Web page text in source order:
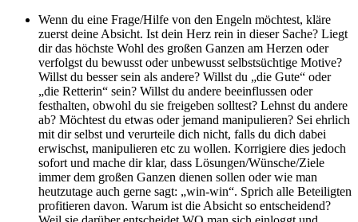
Wenn du eine Frage/Hilfe von den Engeln möchtest, kläre
zuerst deine Absicht. Ist dein Herz rein in dieser Sache? Liegt
dir das höchste Wohl des großen Ganzen am Herzen oder
verfolgst du bewusst oder unbewusst selbstsüchtige Motive?
Willst du besser sein als andere? Willst du „die Gute“ oder
„die Retterin“ sein? Willst du andere beeinflussen oder
festhalten, obwohl du sie freigeben solltest? Lehnst du andere
ab? Möchtest du etwas oder jemand manipulieren? Sei ehrlich
mit dir selbst und verurteile dich nicht, falls du dich dabei
erwischst, manipulieren etc zu wollen. Korrigiere dies jedoch
sofort und mache dir klar, dass Lösungen/Wünsche/Ziele
immer dem großen Ganzen dienen sollen oder wie man
heutzutage auch gerne sagt: „win-win“. Sprich alle Beteiligten
profitieren davon. Warum ist die Absicht so entscheidend?